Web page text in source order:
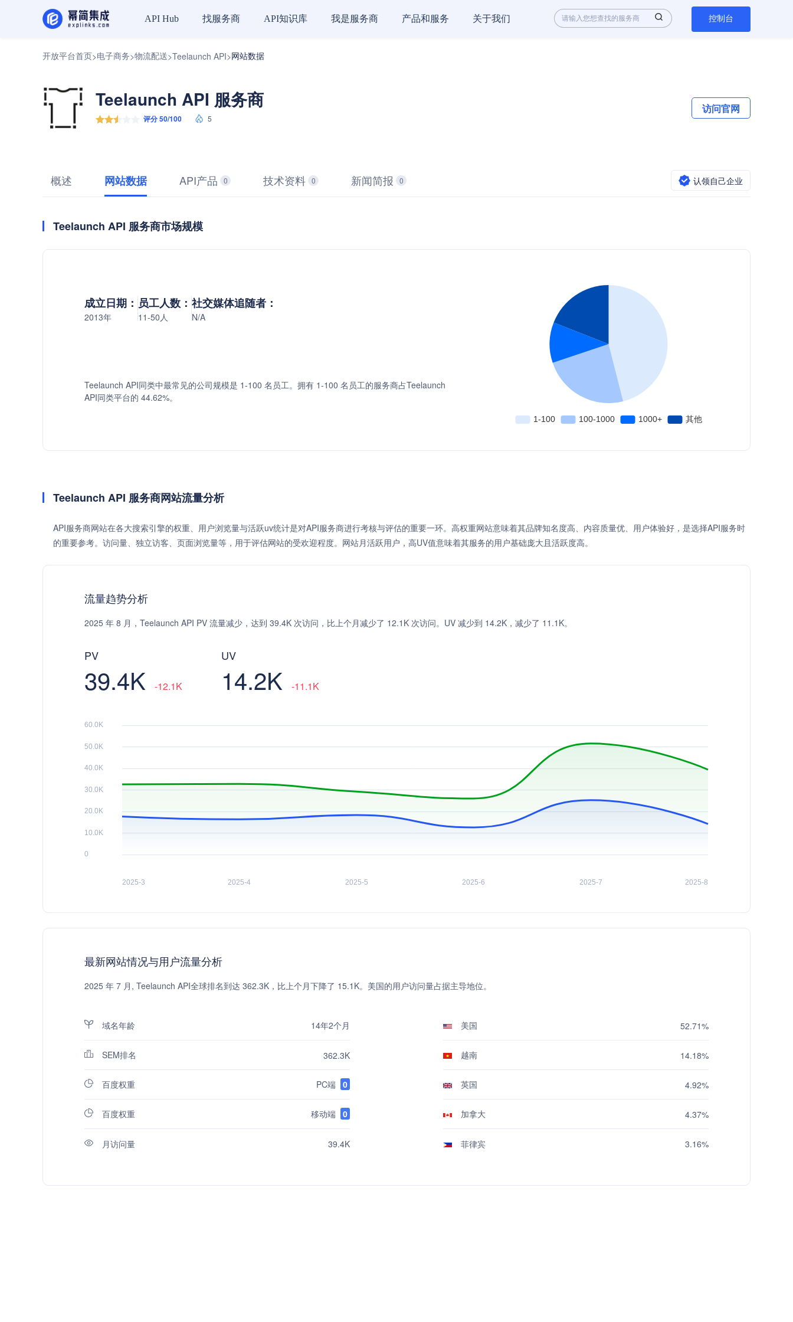
API Hub 找服务商 API知识库 我是服务商 产品和服务 关于我们 控制台
开放平台首页>电子商务>物流配送>Teelaunch API>网站数据
Teelaunch API 服务商
评分 50/100 5
访问官网
概述 网站数据 API产品 0 技术资料 0 新闻简报 0 认领自己企业
Teelaunch API 服务商市场规模
成立日期：
2013年
员工人数：
11-50人
社交媒体追随者：
N/A
Teelaunch API同类中最常见的公司规模是 1-100 名员工。拥有 1-100 名员工的服务商占Teelaunch
API同类平台的 44.62%。
Teelaunch API 服务商网站流量分析
API服务商网站在各大搜索引擎的权重、用户浏览量与活跃uv统计是对API服务商进行考核与评估的重要一环。高权重网站意味着其品牌知名度高、内容质量优、用户体验好，是选择API服务时
的重要参考。访问量、独立访客、页面浏览量等，用于评估网站的受欢迎程度。网站月活跃用户，高UV值意味着其服务的用户基础庞大且活跃度高。
流量趋势分析
2025 年 8 月，Teelaunch API PV 流量减少，达到 39.4K 次访问，比上个月减少了 12.1K 次访问。UV 减少到 14.2K，减少了 11.1K。
PV
39.4K -12.1K
UV
14.2K -11.1K
最新网站情况与用户流量分析
2025 年 7 月, Teelaunch API全球排名到达 362.3K，比上个月下降了 15.1K。美国的用户访问量占据主导地位。
域名年龄 14年2个月
SEM排名 362.3K
百度权重 PC端 0
百度权重 移动端 0
月访问量 39.4K
美国 52.71%
越南 14.18%
英国 4.92%
加拿大 4.37%
菲律宾 3.16%